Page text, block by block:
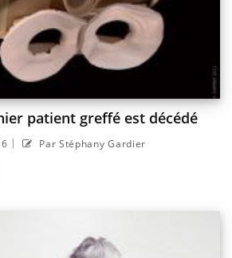
patient greffé est décédé
| Par Stéphany Gardier